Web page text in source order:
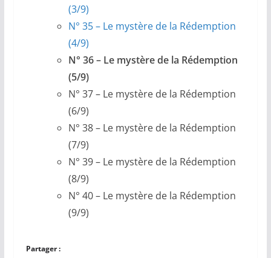
(3/9)
N° 35 – Le mystère de la Rédemption
(4/9)
N° 36 – Le mystère de la Rédemption
(5/9)
N° 37 – Le mystère de la Rédemption
(6/9)
N° 38 – Le mystère de la Rédemption
(7/9)
N° 39 – Le mystère de la Rédemption
(8/9)
N° 40 – Le mystère de la Rédemption
(9/9)
Partager :